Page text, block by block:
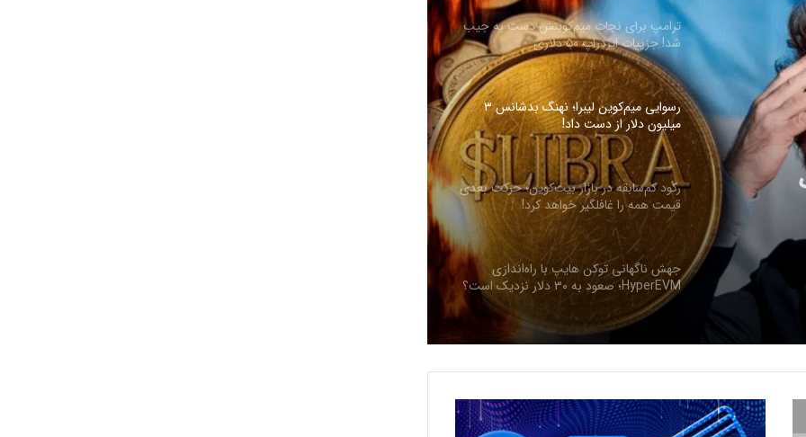
دست
ترامپ برای نجات میم‌کوینش دست به جیب
شد! جزییات ایردراپ ۵۰ دلاری
رسوایی میم‌کوین لیبرا؛ نهنگ بدشانس ۳
میلیون دلار از دست داد!
رکود کم‌سابقه در بازار بیت‌کوین؛ حرکت بعدی
قیمت همه را غافلگیر خواهد کرد!
جهش ناگهانی توکن هایپ با راه‌اندازی
HyperEVM؛ صعود به ۳۰ دلار نزدیک است؟
ارسال پیام هشداردهنده با سوزاندن اتریوم؛
کنترل مردم با چیپ‌های مغزی حقیقت دارد؟
ایلان ماسک در تلاش‌ برای کاهش قدرت
ش
ب